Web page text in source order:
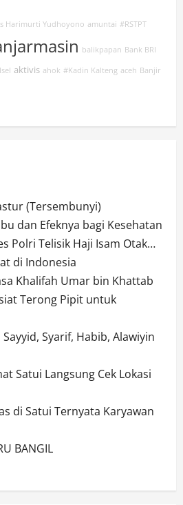
Harimurti Yudhoyono amuntai #RSTPT
balikpapan Bank BRI
aktivis ahok #Kadin Kalteng aceh Banjir
(Tersembunyi)
dan Efeknya bagi Kesehatan
Polri Telisik Haji Isam Otak…
di Indonesia
Khalifah Umar bin Khattab
Terong Pipit untuk
Syarif, Habib, Alawiyin
Satui Langsung Cek Lokasi
di Satui Ternyata Karyawan
BANGIL